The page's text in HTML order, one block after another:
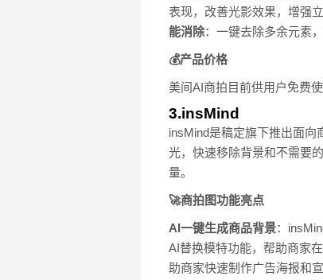
表现，改善光影效果，增强
能消除：一键去除多余元素
💰产品价格
美间AI商拍目前供用户免费
3.insMind
insMind是稿定旗下推出面
光，快速移除背景和不需要
量。
🚀商拍图功能亮点
AI一键生成商品背景：
AI替换模特功能，帮助商家
助商家快速制作广告海报和宣